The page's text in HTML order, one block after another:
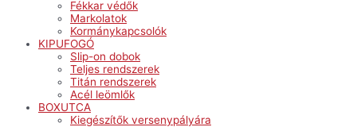
Fékkar védők
Markolatok
Kormánykapcsolók
KIPUFOGÓ
Slip-on dobok
Teljes rendszerek
Titán rendszerek
Acél leömlők
BOXUTCA
Kiegészítők versenypályára